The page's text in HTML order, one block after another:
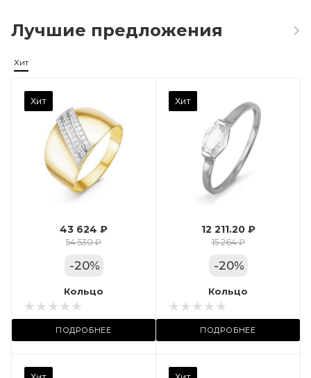
Лучшие предложения
Хит
Хит
43 624 ₽
54 530 ₽
-20%
Кольцо
ПОДРОБНЕЕ
Хит
Вес драгметалла
Марка (бренд)
Дельта
Фианит
Цвет золота
КРАС
Местоположение:
ТРЦ «Арена»
12 211.20 ₽
15 264 ₽
-20%
Кольцо
ПОДРОБНЕЕ